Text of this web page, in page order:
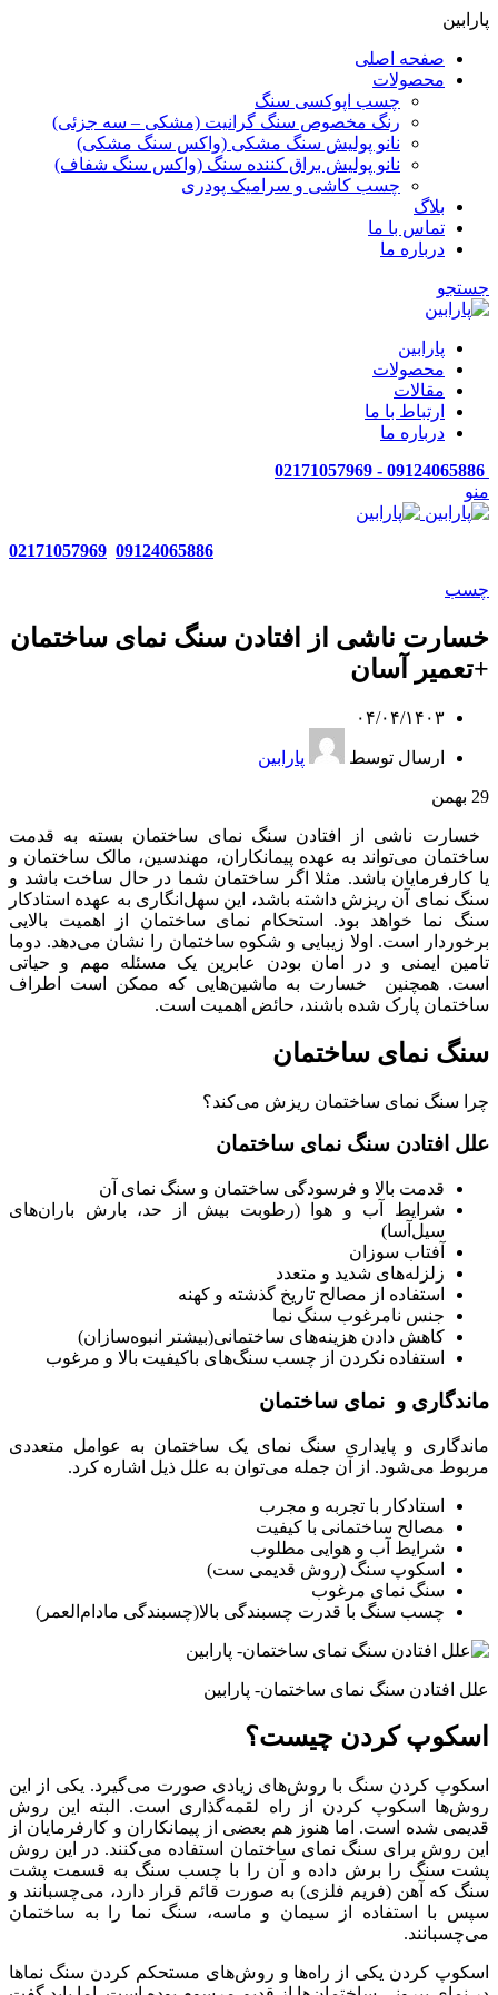
پارابین
صفحه اصلی
محصولات
چسب اپوکسی سنگ
رنگ مخصوص سنگ گرانیت (مشکی – سه جزئی)
نانو پولیش سنگ مشکی (واکس سنگ مشکی)
نانو پولیش براق کننده سنگ (واکس سنگ شفاف)
چسب کاشی و سرامیک پودری
بلاگ
تماس با ما
درباره ما
جستجو
پارابین
محصولات
مقالات
ارتباط با ما
درباره ما
منو
09124065886
02171057969
چسب
خسارت ناشی از افتادن سنگ نمای ساختمان
+تعمیر آسان
۰۴/۰۴/۱۴۰۳
ارسال توسط پارابین
29 بهمن
خسارت ناشی از افتادن سنگ نمای ساختمان بسته به قدمت
ساختمان می‌تواند به عهده پیمانکاران، مهندسین، مالک ساختمان و
یا کارفرمایان باشد. مثلا اگر ساختمان شما در حال ساخت باشد و
سنگ نمای آن ریزش داشته باشد، این سهل‌انگاری به عهده استادکار
سنگ نما خواهد بود. استحکام نمای ساختمان از اهمیت بالایی
برخوردار است. اولا زیبایی و شکوه ساختمان را نشان می‌دهد. دوما
تامین ایمنی و در امان بودن عابرین یک مسئله مهم و حیاتی
است. همچنین خسارت به ماشین‌هایی که ممکن است اطراف
ساختمان پارک شده باشند، حائض اهمیت است.
سنگ نمای ساختمان
چرا سنگ نمای ساختمان ریزش می‌کند؟
علل افتادن سنگ نمای ساختمان
قدمت بالا و فرسودگی ساختمان و سنگ نمای آن
شرایط آب و هوا (رطوبت بیش از حد، بارش باران‌های
سیل‌آسا)
آفتاب سوزان
زلزله‌های شدید و متعدد
استفاده از مصالح تاریخ گذشته و کهنه
جنس نامرغوب سنگ نما
کاهش دادن هزینه‌های ساختمانی(بیشتر انبوه‌سازان)
استفاده نکردن از چسب سنگ‌های باکیفیت بالا و مرغوب
ماندگاری و نمای ساختمان
ماندگاری و پایداری سنگ نمای یک ساختمان به عوامل متعددی
مربوط می‌شود. از آن جمله می‌توان به علل ذیل اشاره کرد.
استادکار با تجربه و مجرب
مصالح ساختمانی با کیفیت
شرایط آب و هوایی مطلوب
اسکوپ سنگ (روش قدیمی ست)
سنگ نمای مرغوب
چسب سنگ با قدرت چسبندگی بالا(چسبندگی مادام‌العمر)
علل افتادن سنگ نمای ساختمان- پارابین
اسکوپ کردن چیست؟
اسکوپ کردن سنگ با روش‌های زیادی صورت می‌گیرد. یکی از این
روش‌ها اسکوپ کردن از راه لقمه‌گذاری است. البته این روش
قدیمی شده است. اما هنوز هم بعضی از پیمانکاران و کارفرمایان از
این روش برای سنگ نمای ساختمان استفاده می‌کنند. در این روش
پشت سنگ را برش داده و آن را با چسب سنگ به قسمت پشت
سنگ که آهن (فریم فلزی) به صورت قائم قرار دارد، می‌چسبانند و
سپس با استفاده از سیمان و ماسه، سنگ نما را به ساختمان
می‌چسبانند.
اسکوپ کردن یکی از راه‌ها و روش‌های مستحکم کردن سنگ نماها